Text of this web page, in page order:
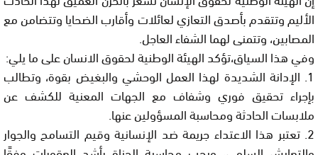
الأليم وتتقدم بأصدق التعازي لعائلات وأقارب الضحايا وتتضامن مع
المصابين، وتتمنى لهما الشفاء العاجل.
وفي هذا السياق،تؤكد الهيئة الوطنية لحقوق الانسان على ما يلي:
1. الإدانة الشديدة لهذا العمل الوحشي والبغيض بقوة، وتطالب
بإجراء تحقيق فوري وشفاف مع الجهات المعنية للكشف عن
ملابسات الحادثة ومحاسبة المسؤولين عنها.
2. تعتبر هذا الاعتداء جريمة ضد الإنسانية وقيم التسامح والجوار